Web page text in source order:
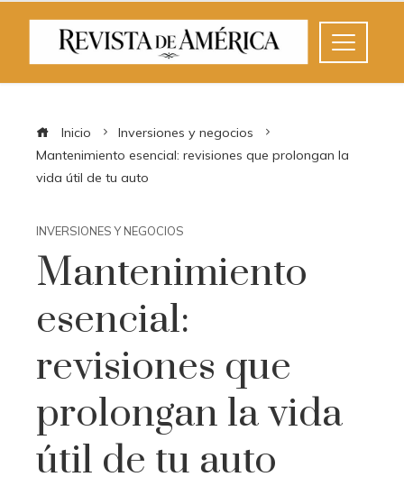
Inicio
Inversiones y negocios
Mantenimiento esencial: revisiones que prolongan la
vida útil de tu auto
INVERSIONES Y NEGOCIOS
Mantenimiento
esencial:
revisiones que
prolongan la vida
útil de tu auto